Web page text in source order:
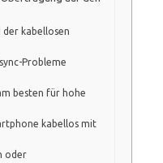
der kabellosen
Probleme
besten für hohe
kabellos mit
oder